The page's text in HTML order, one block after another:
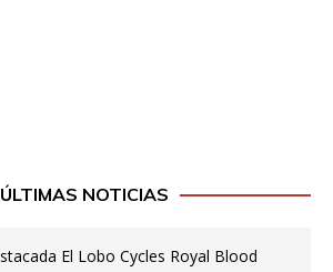
ÚLTIMAS NOTICIAS